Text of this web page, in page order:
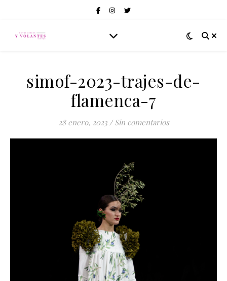
simof-2023-trajes-de-
flamenca-7
28 enero, 2023 / Sin comentarios